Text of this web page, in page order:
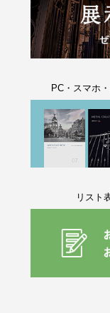
PC・スマホ
リスト